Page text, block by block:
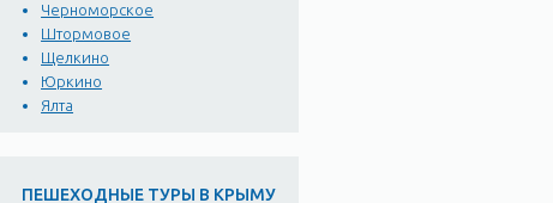
Черноморское
Штормовое
Щелкино
Юркино
Ялта
ПЕШЕХОДНЫЕ ТУРЫ В КРЫМУ